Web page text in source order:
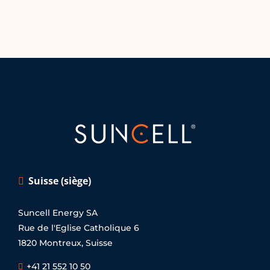
Suisse (siège)
Suncell Energy SA
Rue de l'Eglise Catholique 6
1820 Montreux, Suisse
+41 21 552 10 50